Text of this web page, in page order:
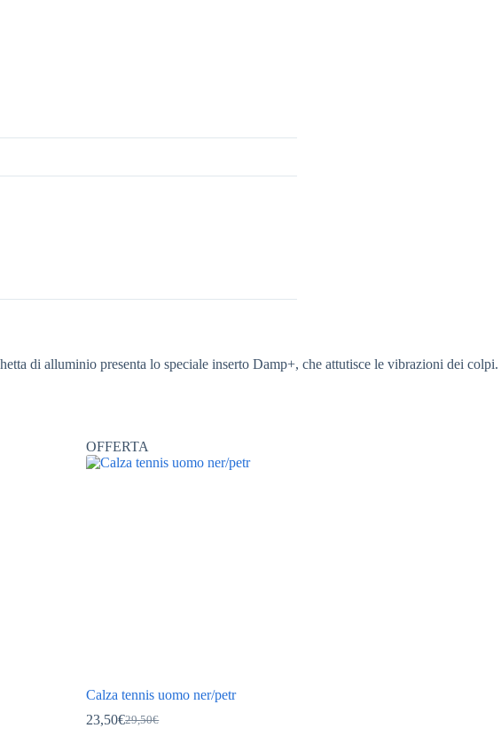
di alluminio presenta lo speciale inserto Damp+, che attutisce le vibrazioni dei colpi.
OFFERTA
Calza tennis uomo ner/petr
29,50€
Il
23,50€Il